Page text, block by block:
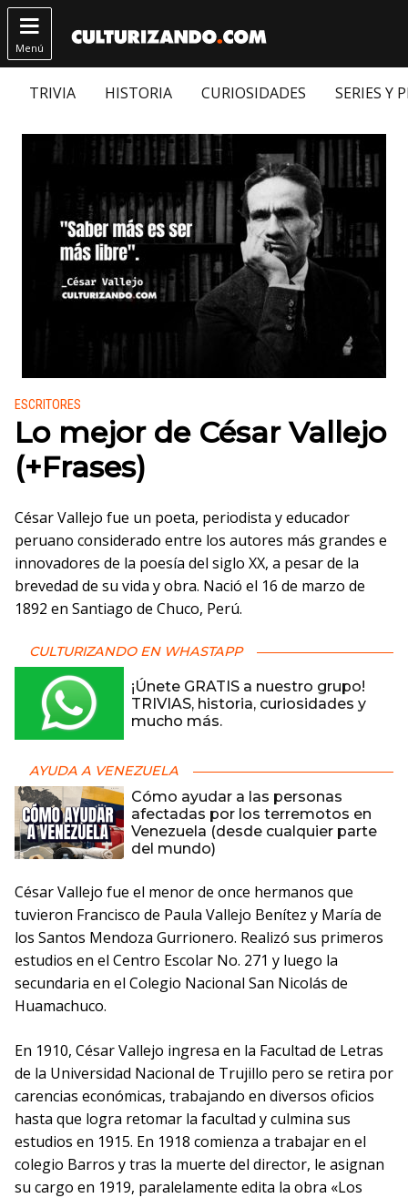

Menú
TRIVIA HISTORIA CURIOSIDADES SERIES Y
Publicado en:
ESCRITORES
Lo mejor de César Vallejo
(+Frases)
César Vallejo fue un poeta, periodista y educador
peruano considerado entre los autores más grandes e
innovadores de la poesía del siglo XX, a pesar de la
brevedad de su vida y obra. Nació el 16 de marzo de
1892 en Santiago de Chuco, Perú.
CULTURIZANDO EN WHASTAPP
¡Únete GRATIS a nuestro grupo!
TRIVIAS, historia, curiosidades y
mucho más.
AYUDA A VENEZUELA
Cómo ayudar a las personas
afectadas por los terremotos en
Venezuela (desde cualquier parte
del mundo)
César Vallejo fue el menor de once hermanos que
tuvieron Francisco de Paula Vallejo Benítez y María de
los Santos Mendoza Gurrionero. Realizó sus primeros
estudios en el Centro Escolar No. 271 y luego la
secundaria en el Colegio Nacional San Nicolás de
Huamachuco.
En 1910, César Vallejo ingresa en la Facultad de Letras
de la Universidad Nacional de Trujillo pero se retira por
carencias económicas, trabajando en diversos oficios
hasta que logra retomar la facultad y culmina sus
estudios en 1915. En 1918 comienza a trabajar en el
colegio Barros y tras la muerte del director, le asignan
su cargo en 1919, paralelamente edita la obra «Los